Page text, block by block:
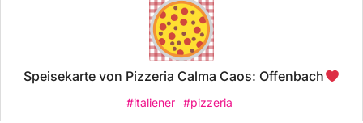
Speisekarte von Pizzeria Calma Caos: Offenbach
#italiener #pizzeria